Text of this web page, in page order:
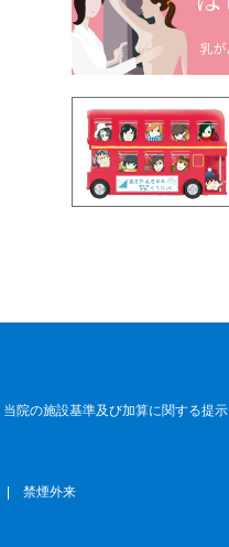
当院の施設基準及び加算に関する提示
|禁煙外来